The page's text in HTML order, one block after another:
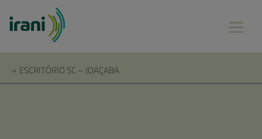
» ESCRITÓRIO SC – JOAÇABA